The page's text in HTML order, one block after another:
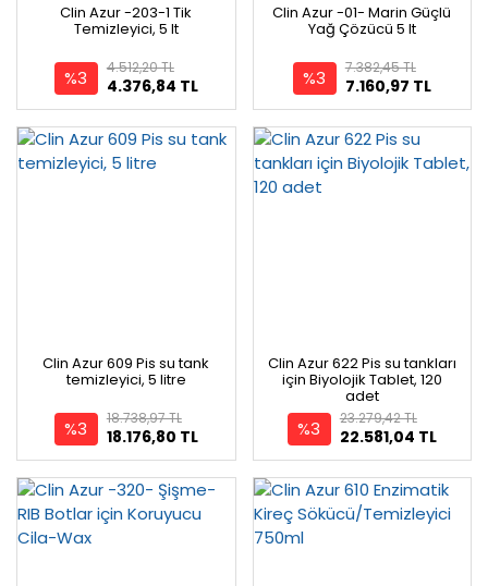
Clin Azur -203-1 Tik
Temizleyici, 5 lt
%3 4.376,84 TL
4.512,20 TL
Clin Azur -01- Marin Güçlü
Yağ Çözücü 5 lt
%3 7.160,97 TL
7.382,45 TL
Clin Azur 609 Pis su tank
temizleyici, 5 litre
%3 18.176,80 TL
18.738,97 TL
Clin Azur 622 Pis su tankları
için Biyolojik Tablet, 120
adet
%3 22.581,04 TL
23.279,42 TL